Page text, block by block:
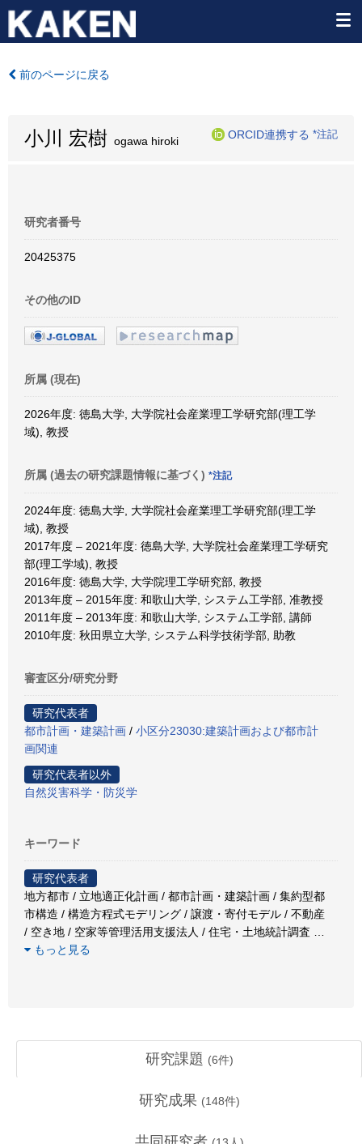
前のページに戻る
小川 宏樹 ogawa hiroki
ORCID連携する *注記
研究者番号
20425375
その他のID
所属 (現在)
2026年度: 徳島大学, 大学院社会産業理工学研究部(理工学
域), 教授
所属 (過去の研究課題情報に基づく) *注記
2024年度: 徳島大学, 大学院社会産業理工学研究部(理工学
域), 教授
2017年度 – 2021年度: 徳島大学, 大学院社会産業理工学研究
部(理工学域), 教授
2016年度: 徳島大学, 大学院理工学研究部, 教授
2013年度 – 2015年度: 和歌山大学, システム工学部, 准教授
2011年度 – 2013年度: 和歌山大学, システム工学部, 講師
2010年度: 秋田県立大学, システム科学技術学部, 助教
審査区分/研究分野
研究代表者
都市計画・建築計画 / 小区分23030:建築計画および都市計
画関連
研究代表者以外
自然災害科学・防災学
キーワード
研究代表者
地方都市 / 立地適正化計画 / 都市計画・建築計画 / 集約型都
市構造 / 構造方程式モデリング / 譲渡・寄付モデル / 不動産
/ 空き地 / 空家等管理活用支援法人 / 住宅・土地統計調査
もっと見る
研究課題 (6件)
研究成果 (148件)